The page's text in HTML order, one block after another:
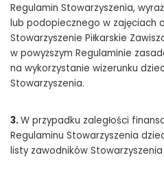
Regulamin Stowarzyszenia,
lub podopiecznego w zajęciach
Stowarzyszenie Piłkarskie
w powyższym Regulaminie
na wykorzystanie wizerunku
Stowarzyszenia.
3.W przypadku zaległości
Regulaminu Stowarzyszenia
listy zawodników Stowarzyszenia